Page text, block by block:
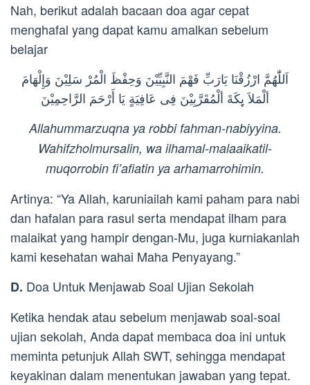
Nah, berikut adalah bacaan doa agar cepat
menghafal yang dapat kamu amalkan sebelum
belajar
اَللّٰهُمَّ ارْزُقْنَا يَارَبِّ فَهْمَ النَّبِيِّيْنَ وَحِفْظَ الْمُرْ سَلِيْنَ وَإِلْهَامَ
ألْمَلاَ ىِٕكَةَ ألْمُقَرَّبِيْنَ فِى عَافِيَةٍ يَا أَرْحَمَ الرَّاحِمِيْنَ
Allahummarzuqna ya robbi fahman-nabiyyina.
Wahifzholmursalin, wa ilhamal-malaaikatil-
muqorrobin fi’afiatin ya arhamarrohimin.
Artinya: “Ya Allah, karuniailah kami paham para nabi
dan hafalan para rasul serta mendapat ilham para
malaikat yang hampir dengan-Mu, juga kurniakanlah
kami kesehatan wahai Maha Penyayang.”
D. Doa Untuk Menjawab Soal Ujian Sekolah
Ketika hendak atau sebelum menjawab soal-soal
ujian sekolah, Anda dapat membaca doa ini untuk
meminta petunjuk Allah SWT, sehingga mendapat
keyakinan dalam menentukan jawaban yang tepat.